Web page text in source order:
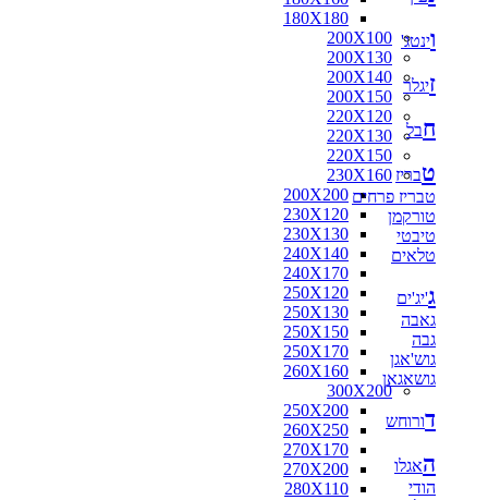
180X180
200X100
200X130
200X140
200X150
220X120
220X130
220X150
230X160
200X200
230X120
230X130
240X140
240X170
250X120
250X130
250X150
250X170
260X160
300X200
250X200
260X250
270X170
270X200
280X110
וינטג'
זיגלר
חבל
טבריז
טבריז פרחים
טורקמן
טיבטי
טלאים
ג'יג'ים
גאבה
גבה
גוש'אגן
גושאגאן
דורוחש
האגלו
הודי